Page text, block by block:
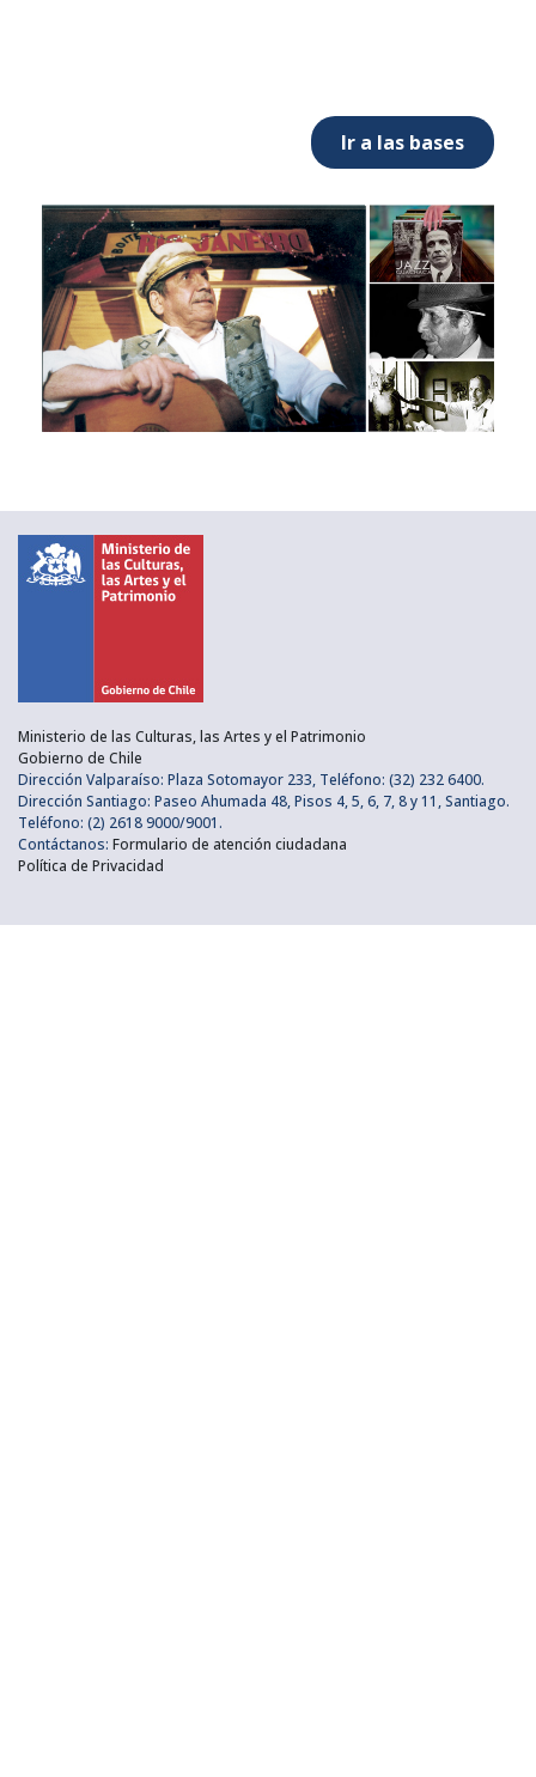
Ir a las bases
Ministerio de las Culturas, las Artes y el Patrimonio
Gobierno de Chile
Dirección Valparaíso: Plaza Sotomayor 233, Teléfono: (32) 232 6400.
Dirección Santiago: Paseo Ahumada 48, Pisos 4, 5, 6, 7, 8 y 11, Santiago.
Teléfono: (2) 2618 9000/9001.
Contáctanos: Formulario de atención ciudadana
Política de Privacidad